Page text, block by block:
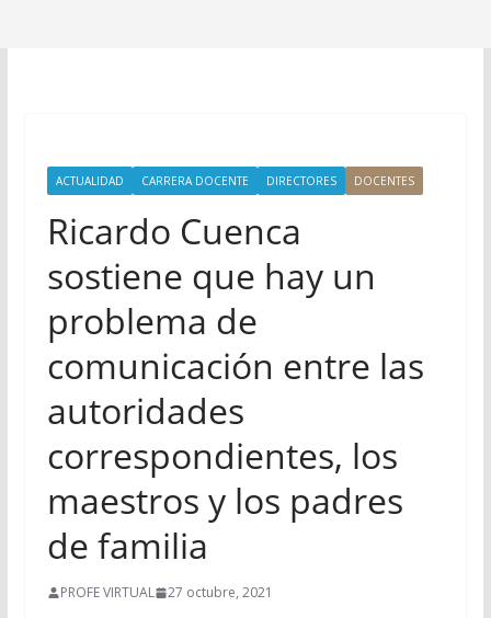
ACTUALIDAD CARRERA DOCENTE DIRECTORES DOCENTES
Ricardo Cuenca
sostiene que hay un
problema de
comunicación entre las
autoridades
correspondientes, los
maestros y los padres
de familia
PROFE VIRTUAL 27 octubre, 2021